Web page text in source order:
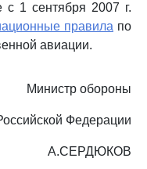
с 1 сентября 2007 г.
правила по
авиации.
Министр обороны
Федерации
А.СЕРДЮКОВ